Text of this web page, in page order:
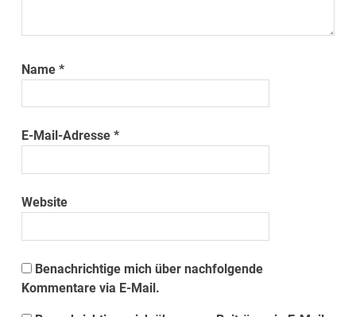
Name*
E-Mail-Adresse*
Website
Benachrichtige mich über nachfolgende
Kommentare via E-Mail.